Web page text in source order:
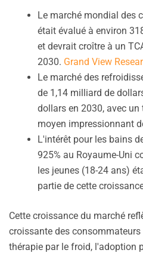
Le marché mondial des
était évalué à environ
et devrait croître à un
2030. Grand View
Le marché des
de 1,14 milliard de
dollars en 2030, avec
moyen impressionnant
L'intérêt pour les bains
925% au Royaume-Uni
les jeunes (18-24 ans)
partie de cette
Cette croissance du marché
croissante des
thérapie par le froid, l'adoption